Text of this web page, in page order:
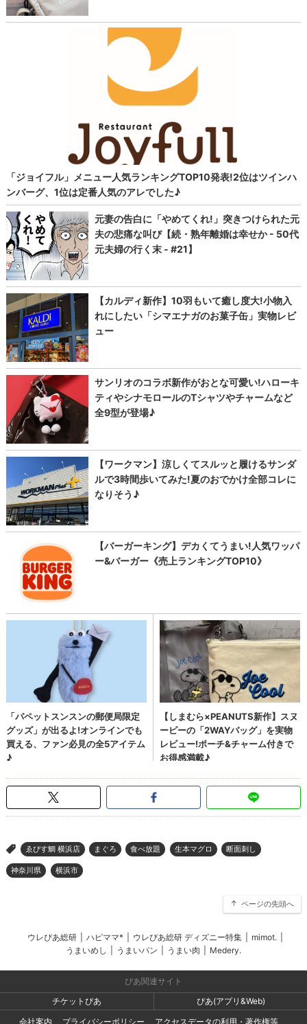
> ゑびす鯛 横浜店 まぐろ 食べ放題 生本マグロ 断面刺し
神奈川県 横浜市
ページの先頭へ
ウレぴあ総研 ハピママ* ウレぴあ総研 ディズニー特集 mimot.
うまいめし
うまいパン うまい肉 Medery.
ぴあ関連サイト
チケットぴあ
ぴあ(アプリ&Web)
会社案内
プライバシーポリシー アクセスデータの利用・著作権等